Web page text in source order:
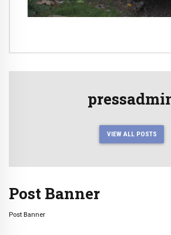
VIEW ALL POSTS
Post Banner
Post Banner